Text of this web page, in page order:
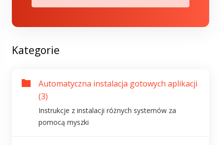
Kategorie
Automatyczna instalacja gotowych aplikacji
(3)
Instrukcje z instalacji różnych systemów za
pomocą myszki